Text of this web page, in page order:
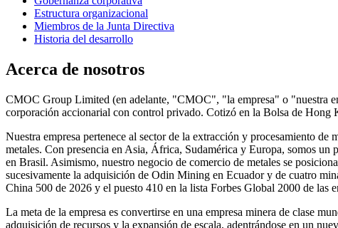
Estructura organizacional
Miembros de la Junta Directiva
Historia del desarrollo
Acerca de nosotros
CMOC Group Limited​​ (en adelante, "​​CMOC​​", "la empresa" o "nuestra
corporación accionarial con control privado. Cotizó en la ​​Bolsa de
Nuestra empresa pertenece al sector de la extracción y procesamiento
metales. Con presencia en Asia, África, Sudamérica y Europa, somos
en Brasil. Asimismo, nuestro negocio de comercio de metales se
sucesivamente la adquisición de Odin Mining en Ecuador y de cuatro
China 500 de 2026 y el puesto 410 en la lista Forbes Global 2000 de las
La meta de la empresa es convertirse en una empresa minera de clase
adquisición de recursos y la expansión de escala, adentrándose en un